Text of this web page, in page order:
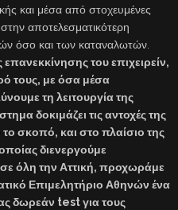
και μέσα από στοχευμένες
αποτελεσματικότερη
όσο και των καταναλωτών.
του επιχειρείν,
τους, με όσα μέσα
τη λειτουργία της
δοκιμάζει τις αντοχές της
το σκοπό, και στο πλαίσιο της
διενεργούμε
σε όλη την Αττική, προχωράμε
Επιμελητήριο Αθηνών ένα
δωρεάν testγια τους